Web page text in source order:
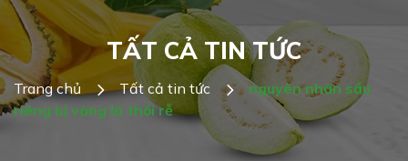
TẤT CẢ TIN TỨC
Trang chủ Tất cả tin tức
nguyên nhân sầu
riêng bị vàng lá thối rễ